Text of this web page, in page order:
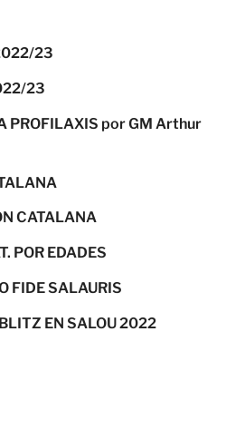
23
23
PROFILAXIS por GM Arthur
CATALANA
POR EDADES
FIDE SALAURIS
EN SALOU 2022